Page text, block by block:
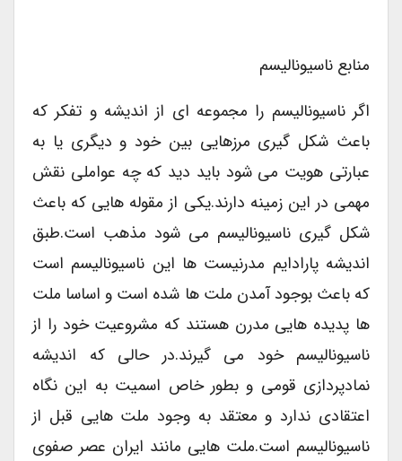
منابع ناسیونالیسم
اگر ناسیونالیسم را مجموعه ای از اندیشه و تفکر که
باعث شکل گیری مرزهایی بین خود و دیگری یا به
عبارتی هویت می شود باید دید که چه عواملی نقش
مهمی در این زمینه دارند.یکی از مقوله هایی که باعث
شکل گیری ناسیونالیسم می شود مذهب است.طبق
اندیشه پارادایم مدرنیست ها این ناسیونالیسم است
که باعث بوجود آمدن ملت ها شده است و اساسا ملت
ها پدیده هایی مدرن هستند که مشروعیت خود را از
ناسیونالیسم خود می گیرند.در حالی که اندیشه
نمادپردازی قومی و بطور خاص اسمیت به این نگاه
اعتقادی ندارد و معتقد به وجود ملت هایی قبل از
ناسیونالیسم است.ملت هایی مانند ایران عصر صفوی